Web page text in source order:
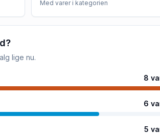
Med varer i kategorien
lige nu.
8
6
5